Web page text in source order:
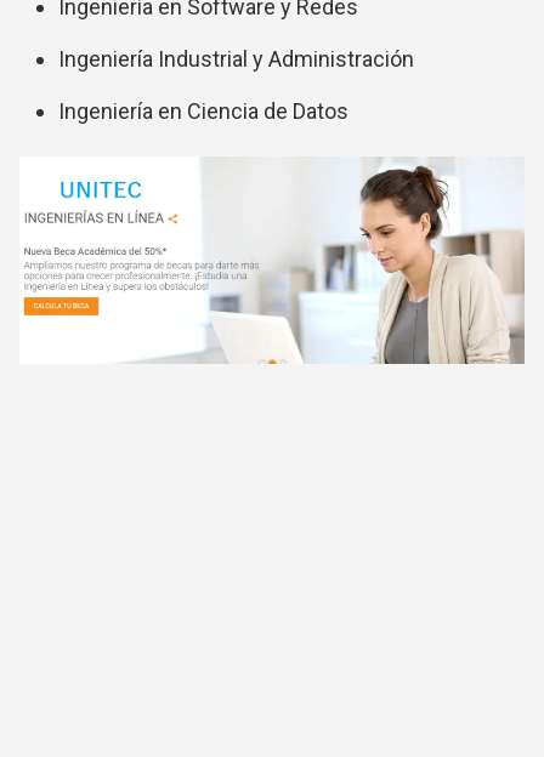
Ingeniería en Software y Redes
Ingeniería Industrial y Administración
Ingeniería en Ciencia de Datos